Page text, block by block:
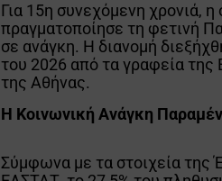
Για 15η συνεχόμενη χρονιά,
πραγματοποίησε τη φετινή
σε ανάγκη. Η διανομή
του 2026 από τα γραφεία
της Αθήνας.
Η Κοινωνική Ανάγκη
Σύμφωνα με τα στοιχεία της